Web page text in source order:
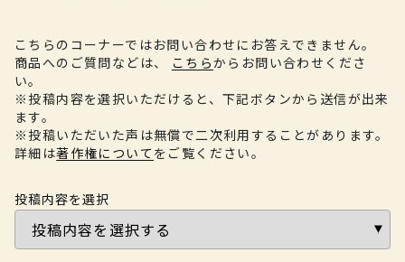
こちらのコーナーではお問い合わせにお答えできません。
商品へのご質問などは、
こちらからお問い合わせくださ
い。
※投稿内容を選択いただけると、下記ボタンから送信が出来
ます。
※投稿いただいた声は無償で二次利用することがあります。
詳細は著作権について をご覧ください。
投稿内容を選択